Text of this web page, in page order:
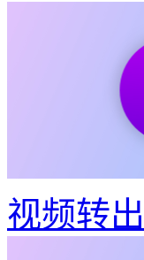
视频转